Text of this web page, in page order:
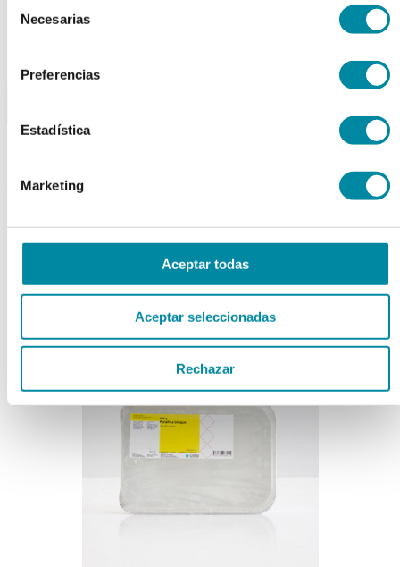
Necesarias
Preferencias
Estadística
Marketing
Aceptar todas
Aceptar seleccionadas
Rechazar
Fungible
outlet
Búsqueda en el sitio
Actualmente se encuentra en:
PARAFINA BLOQUE